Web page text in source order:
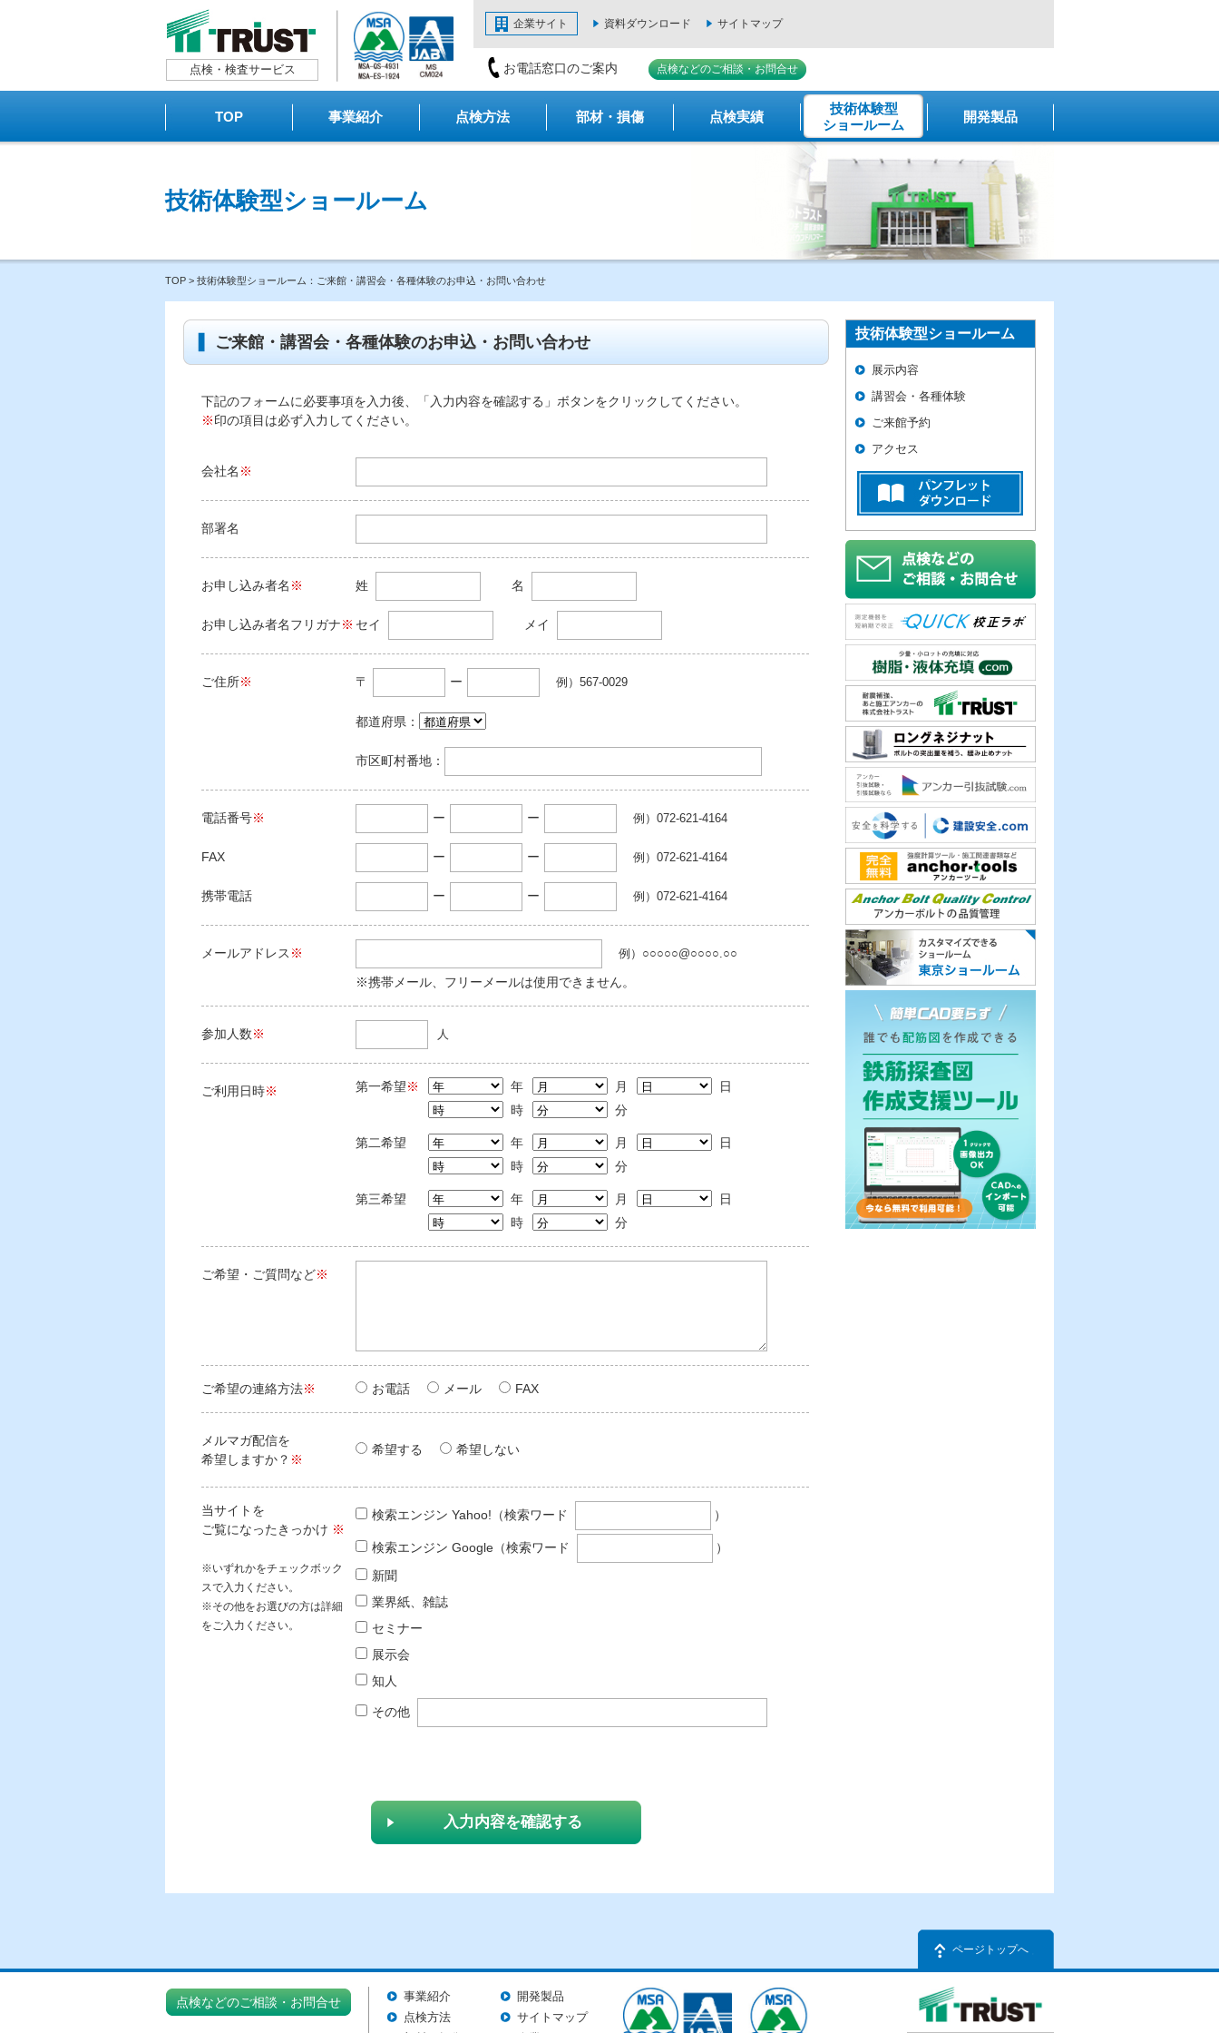
点検・検査サービス
企業サイト 資料ダウンロード サイトマップ
お電話窓口のご案内 点検などのご相談・お問合せ
TOP 事業紹介 点検方法 部材・損傷 点検実績
技術体験型
ショールーム
開発製品
技術体験型ショールーム
TOP > 技術体験型ショールーム：ご来館・講習会・各種体験のお申込・お問い合わせ
ご来館・講習会・各種体験のお申込・お問い合わせ
下記のフォームに必要事項を入力後、「入力内容を確認する」ボタンをクリックしてください。
※印の項目は必ず入力してください。
会社名 ※
部署名
お申し込み者名 ※ 姓 名
お申し込み者名フリガナ※ セイ メイ
ご住所※ 〒 ー 例）567-0029
都道府県：
市区町村番地：
電話番号※ ー ー 例）072-621-4164
FAX ー ー 例）072-621-4164
携帯電話 ー ー 例）072-621-4164
メールアドレス ※ 例）○○○○○@○○○○.○○
※携帯メール、フリーメールは使用できません。
参加人数※ 人
ご利用日時※ 第一希望※ 年 月
日
時
分
第二希望 年 月
日
時
分
第三希望 年 月
日
時
分
ご希望・ご質問など※
ご希望の連絡方法※ お電話 メール FAX
メルマガ配信を
希望しますか？ ※
希望する 希望しない
当サイトを
ご覧になったきっかけ ※
※いずれかをチェックボック
スで入力ください。
※その他をお選びの方は詳細
をご入力ください。
検索エンジン Yahoo! （検索ワード ）
検索エンジン Google （検索ワード
）
新聞
業界紙、雑誌
セミナー
展示会
知人
その他
技術体験型ショールーム
展示内容
講習会・各種体験
ご来館予約
アクセス
ページトップへ
点検などのご相談・お問合せ 事業紹介
開発製品
点検方法
サイトマップ